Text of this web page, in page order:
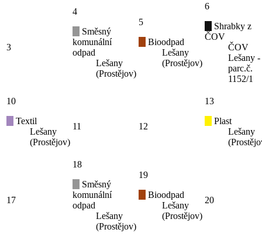
3
4
Směsný
komunální
odpad
Lešany
(Prostějov)
5
Bioodpad
Lešany
(Prostějov)
6
Shrabky z
ČOV
ČOV
Lešany -
parc.č.
1152/1
10
Textil
Lešany
(Prostějov)
11 12
13
Plast
Lešany
17
18
Směsný
komunální
odpad
Lešany
(Prostějov)
19
Bioodpad
Lešany
(Prostějov)
20